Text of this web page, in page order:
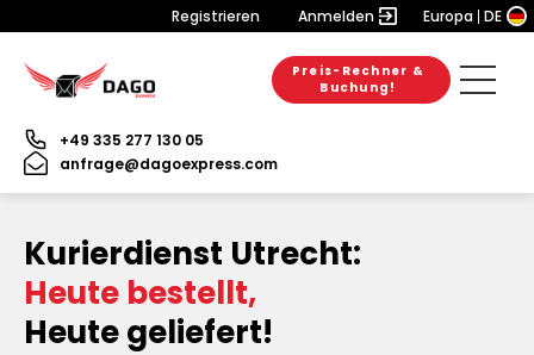
Registrieren Anmelden Europa DE
Preis-Rechner &
Buchung!
+49 335 277 130 05
anfrage@dagoexpress.com
Kurierdienst Utrecht:
Heute bestellt,
Heute geliefert!